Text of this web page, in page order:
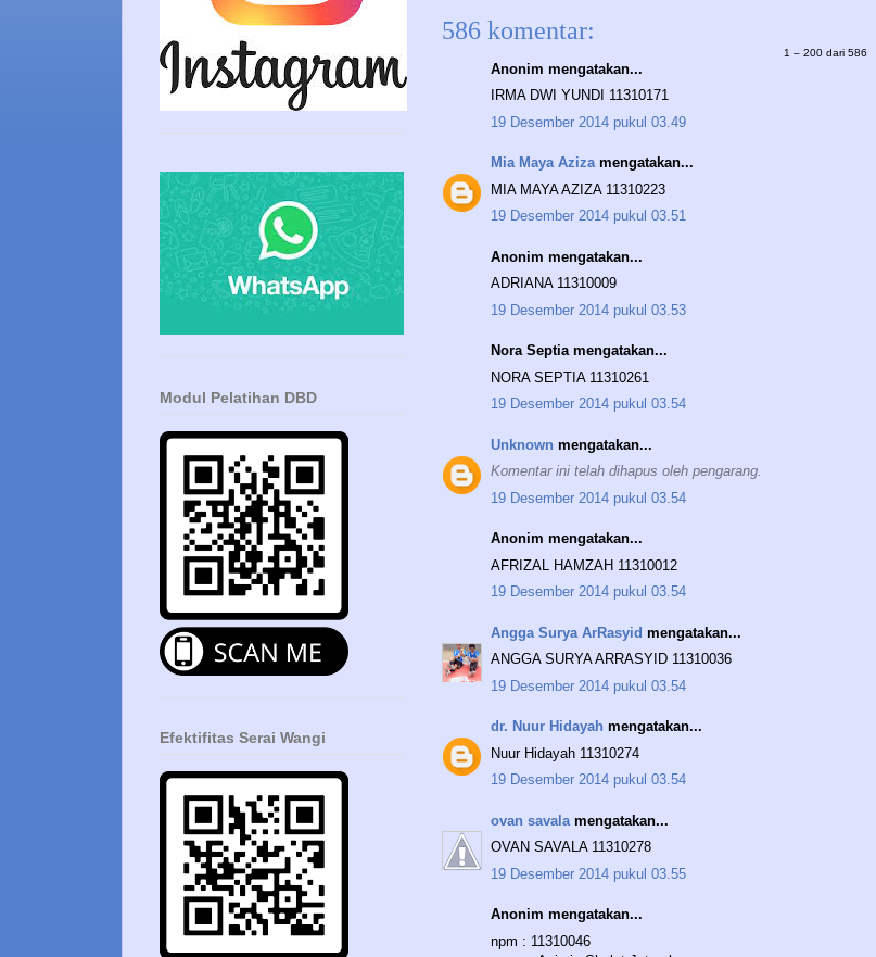
586 komentar:
1 – 200 dari 586
Anonim mengatakan...
IRMA DWI YUNDI 11310171
19 Desember 2014 pukul 03.49
Mia Maya Azizamengatakan...
MIA MAYA AZIZA 11310223
19 Desember 2014 pukul 03.51
Anonim mengatakan...
ADRIANA 11310009
19 Desember 2014 pukul 03.53
Nora Septia mengatakan...
NORA SEPTIA 11310261
19 Desember 2014 pukul 03.54
Unknown mengatakan...
Komentar ini telah dihapus oleh pengarang.
19 Desember 2014 pukul 03.54
Anonim mengatakan...
AFRIZAL HAMZAH 11310012
19 Desember 2014 pukul 03.54
Angga Surya ArRasyid mengatakan...
ANGGA SURYA ARRASYID 11310036
19 Desember 2014 pukul 03.54
dr. Nuur Hidayah mengatakan...
Nuur Hidayah 11310274
19 Desember 2014 pukul 03.54
ovan savala mengatakan...
OVAN SAVALA 11310278
19 Desember 2014 pukul 03.55
Anonim mengatakan...
npm : 11310046
Modul Pelatihan DBD
Efektifitas Serai Wangi